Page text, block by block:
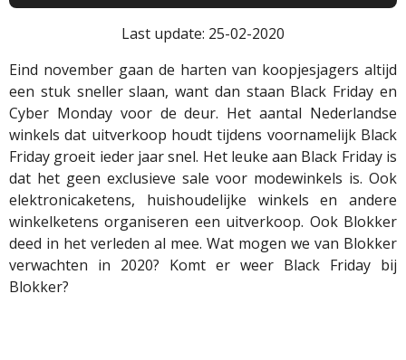
Last update: 25-02-2020
Eind november gaan de harten van koopjesjagers altijd
een stuk sneller slaan, want dan staan Black Friday en
Cyber Monday voor de deur. Het aantal Nederlandse
winkels dat uitverkoop houdt tijdens voornamelijk Black
Friday groeit ieder jaar snel. Het leuke aan Black Friday is
dat het geen exclusieve sale voor modewinkels is. Ook
elektronicaketens, huishoudelijke winkels en andere
winkelketens organiseren een uitverkoop. Ook Blokker
deed in het verleden al mee. Wat mogen we van Blokker
verwachten in 2020? Komt er weer Black Friday bij
Blokker?